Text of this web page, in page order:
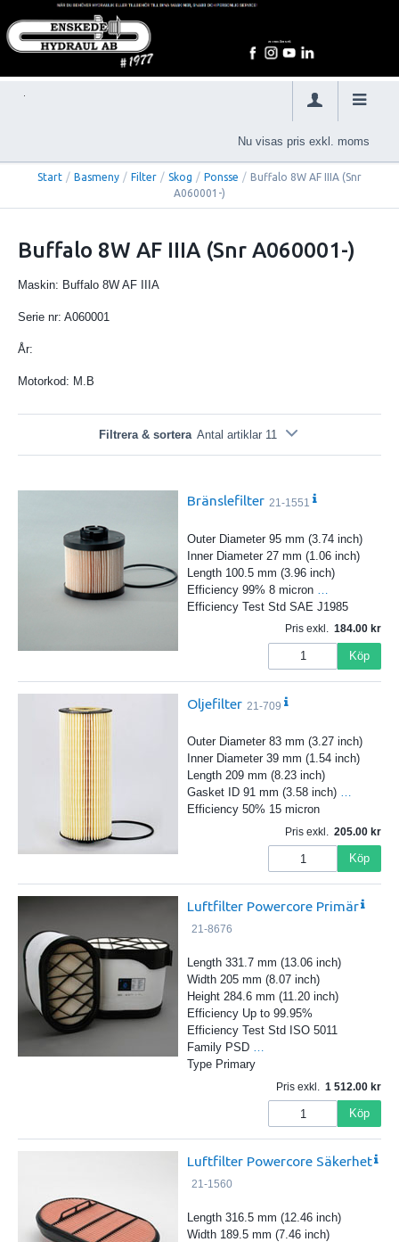
Nu visas pris exkl. moms
Start / Basmeny / Filter / Skog / Ponsse / Buffalo 8W AF IIIA (Snr
A060001-)
Buffalo 8W AF IIIA (Snr A060001-)
Maskin: Buffalo 8W AF IIIA
Serie nr: A060001
År:
Motorkod: M.B
Filtrera & sortera Antal artiklar 11
Bränslefilter 21-1551
Outer Diameter 95 mm (3.74 inch)
Inner Diameter 27 mm (1.06 inch)
Length 100.5 mm (3.96 inch)
Efficiency 99% 8 micron
Efficiency Test Std SAE J1985
Pris exkl. 184.00
Köp
Oljefilter 21-709
Outer Diameter 83 mm (3.27 inch)
Inner Diameter 39 mm (1.54 inch)
Length 209 mm (8.23 inch)
Gasket ID 91 mm (3.58 inch) …
Efficiency 50% 15 micron
Pris exkl. 205.00
Köp
Luftfilter Powercore Primär
21-8676
Length 331.7 mm (13.06 inch)
Width 205 mm (8.07 inch)
Height 284.6 mm (11.20 inch)
Efficiency Up to 99.95%
Efficiency Test Std ISO 5011
Family PSD …
Type Primary
Pris exkl. 1 512.00
Köp
Luftfilter Powercore Säkerhet
21-1560
Length 316.5 mm (12.46 inch)
Width 189.5 mm (7.46 inch)